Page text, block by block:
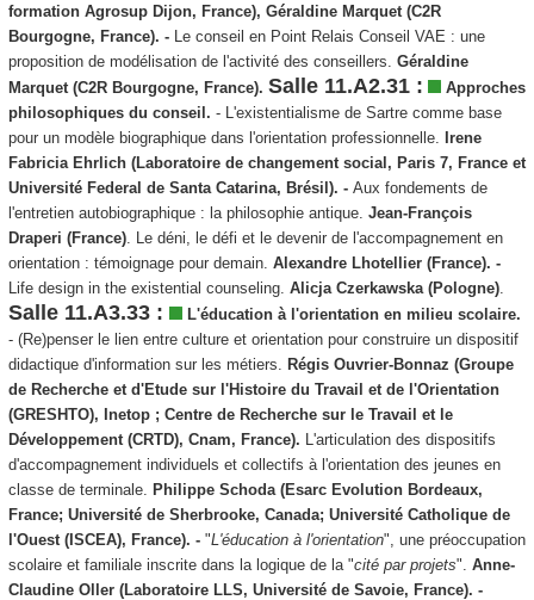
formation Agrosup Dijon, France), Géraldine Marquet (C2R
Bourgogne, France). - Le conseil en Point Relais Conseil VAE : une
proposition de modélisation de l'activité des conseillers. Géraldine
Marquet (C2R Bourgogne, France). Salle 11.A2.31 :
Approches
philosophiques du conseil. - L'existentialisme de Sartre comme base
pour un modèle biographique dans l'orientation professionnelle. Irene
Fabricia Ehrlich (Laboratoire de changement social, Paris 7, France et
Université Federal de Santa Catarina, Brésil). - Aux fondements de
l'entretien autobiographique : la philosophie antique. Jean-François
Draperi (France). Le déni, le défi et le devenir de l'accompagnement en
orientation : témoignage pour demain. Alexandre Lhotellier (France). -
Life design in the existential counseling. Alicja Czerkawska (Pologne).
Salle 11.A3.33 :
L'éducation à l'orientation en milieu scolaire.
- (Re)penser le lien entre culture et orientation pour construire un dispositif
didactique d'information sur les métiers. Régis Ouvrier-Bonnaz (Groupe
de Recherche et d'Etude sur l'Histoire du Travail et de l'Orientation
(GRESHTO), Inetop ; Centre de Recherche sur le Travail et le
Développement (CRTD), Cnam, France). L'articulation des dispositifs
d'accompagnement individuels et collectifs à l'orientation des jeunes en
classe de terminale. Philippe Schoda (Esarc Evolution Bordeaux,
France; Université de Sherbrooke, Canada; Université Catholique de
l'Ouest (ISCEA), France). - "L'éducation à l'orientation", une préoccupation
scolaire et familiale inscrite dans la logique de la "cité par projets". Anne-
Claudine Oller (Laboratoire LLS, Université de Savoie, France). -